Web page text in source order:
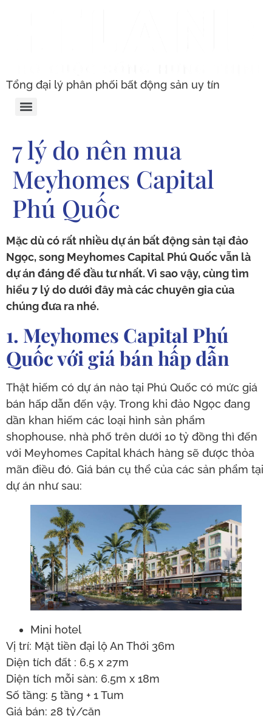
Tổng đại lý phân phối bất động sản uy tín
7 lý do nên mua
Meyhomes Capital
Phú Quốc
Mặc dù có rất nhiều dự án bất động sản tại đảo
Ngọc, song Meyhomes Capital Phú Quốc vẫn là
dự án đáng để đầu tư nhất. Vì sao vậy, cùng tìm
hiểu 7 lý do dưới đây mà các chuyên gia của
chúng đưa ra nhé.
1. Meyhomes Capital Phú
Quốc với giá bán hấp dẫn
Thật hiếm có dự án nào tại Phú Quốc có mức giá
bán hấp dẫn đến vậy. Trong khi đảo Ngọc đang
dần khan hiếm các loại hình sản phẩm
shophouse, nhà phố trên dưới 10 tỷ đồng thì đến
với Meyhomes Capital khách hàng sẽ được thỏa
mãn điều đó. Giá bán cụ thể của các sản phẩm tại
dự án như sau:
Mini hotel
Vị trí: Mặt tiền đại lộ An Thới 36m
Diện tích đất : 6.5 x 27m
Diện tích mỗi sàn: 6.5m x 18m
Số tầng: 5 tầng + 1 Tum
Giá bán: 28 tỷ/căn